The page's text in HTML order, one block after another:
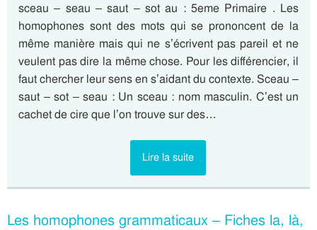
sceau – seau – saut – sot au : 5eme Primaire . Les
homophones sont des mots qui se prononcent de la
même manière mais qui ne s’écrivent pas pareil et ne
veulent pas dire la même chose. Pour les différencier, il
faut chercher leur sens en s’aidant du contexte. Sceau –
saut – sot – seau : Un sceau : nom masculin. C’est un
cachet de cire que l’on trouve sur des…
Lire la suite
Les homophones grammaticaux – Fiches la, là,